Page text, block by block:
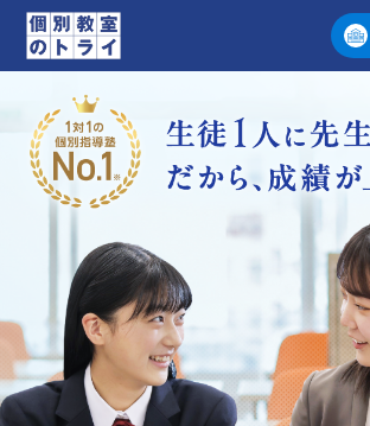
個別教室のトライ 1